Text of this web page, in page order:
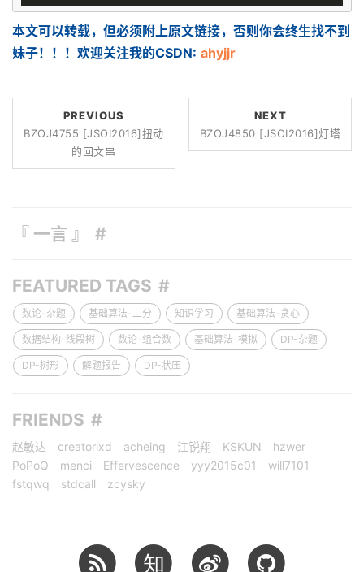
本文可以转载，但必须附上原文链接，否则你会终生找不到
妹子！！！欢迎关注我的CSDN: ahyjjr
PREVIOUS
BZOJ4755 [JSOI2016]扭动
的回文串
NEXT
BZOJ4850 [JSOI2016]灯塔
『 一言 』
FEATURED TAGS
数论-杂题 基础算法-二分 知识学习 基础算法-贪心
数据结构-线段树 数论-组合数 基础算法-模拟 DP-杂题
DP-树形 解题报告 DP-状压
FRIENDS
赵敏达 creatorlxd acheing 江锐翔 KSKUN
hzwer
PoPoQ
menci Effervescence yyy2015c01
will7101
fstqwq
stdcall zcysky
知